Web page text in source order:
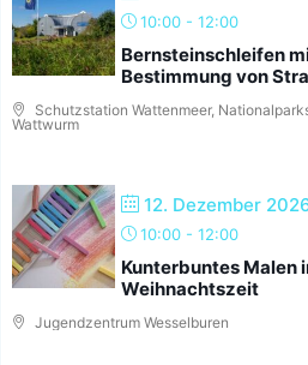
10:00 - 12:00
Bernsteinschleifen
Bestimmung von
Schutzstation Wattenmeer,
Wattwurm
12. Dezember
10:00 - 12:00
Kunterbuntes Malen
Weihnachtszeit
Jugendzentrum Wesselburen